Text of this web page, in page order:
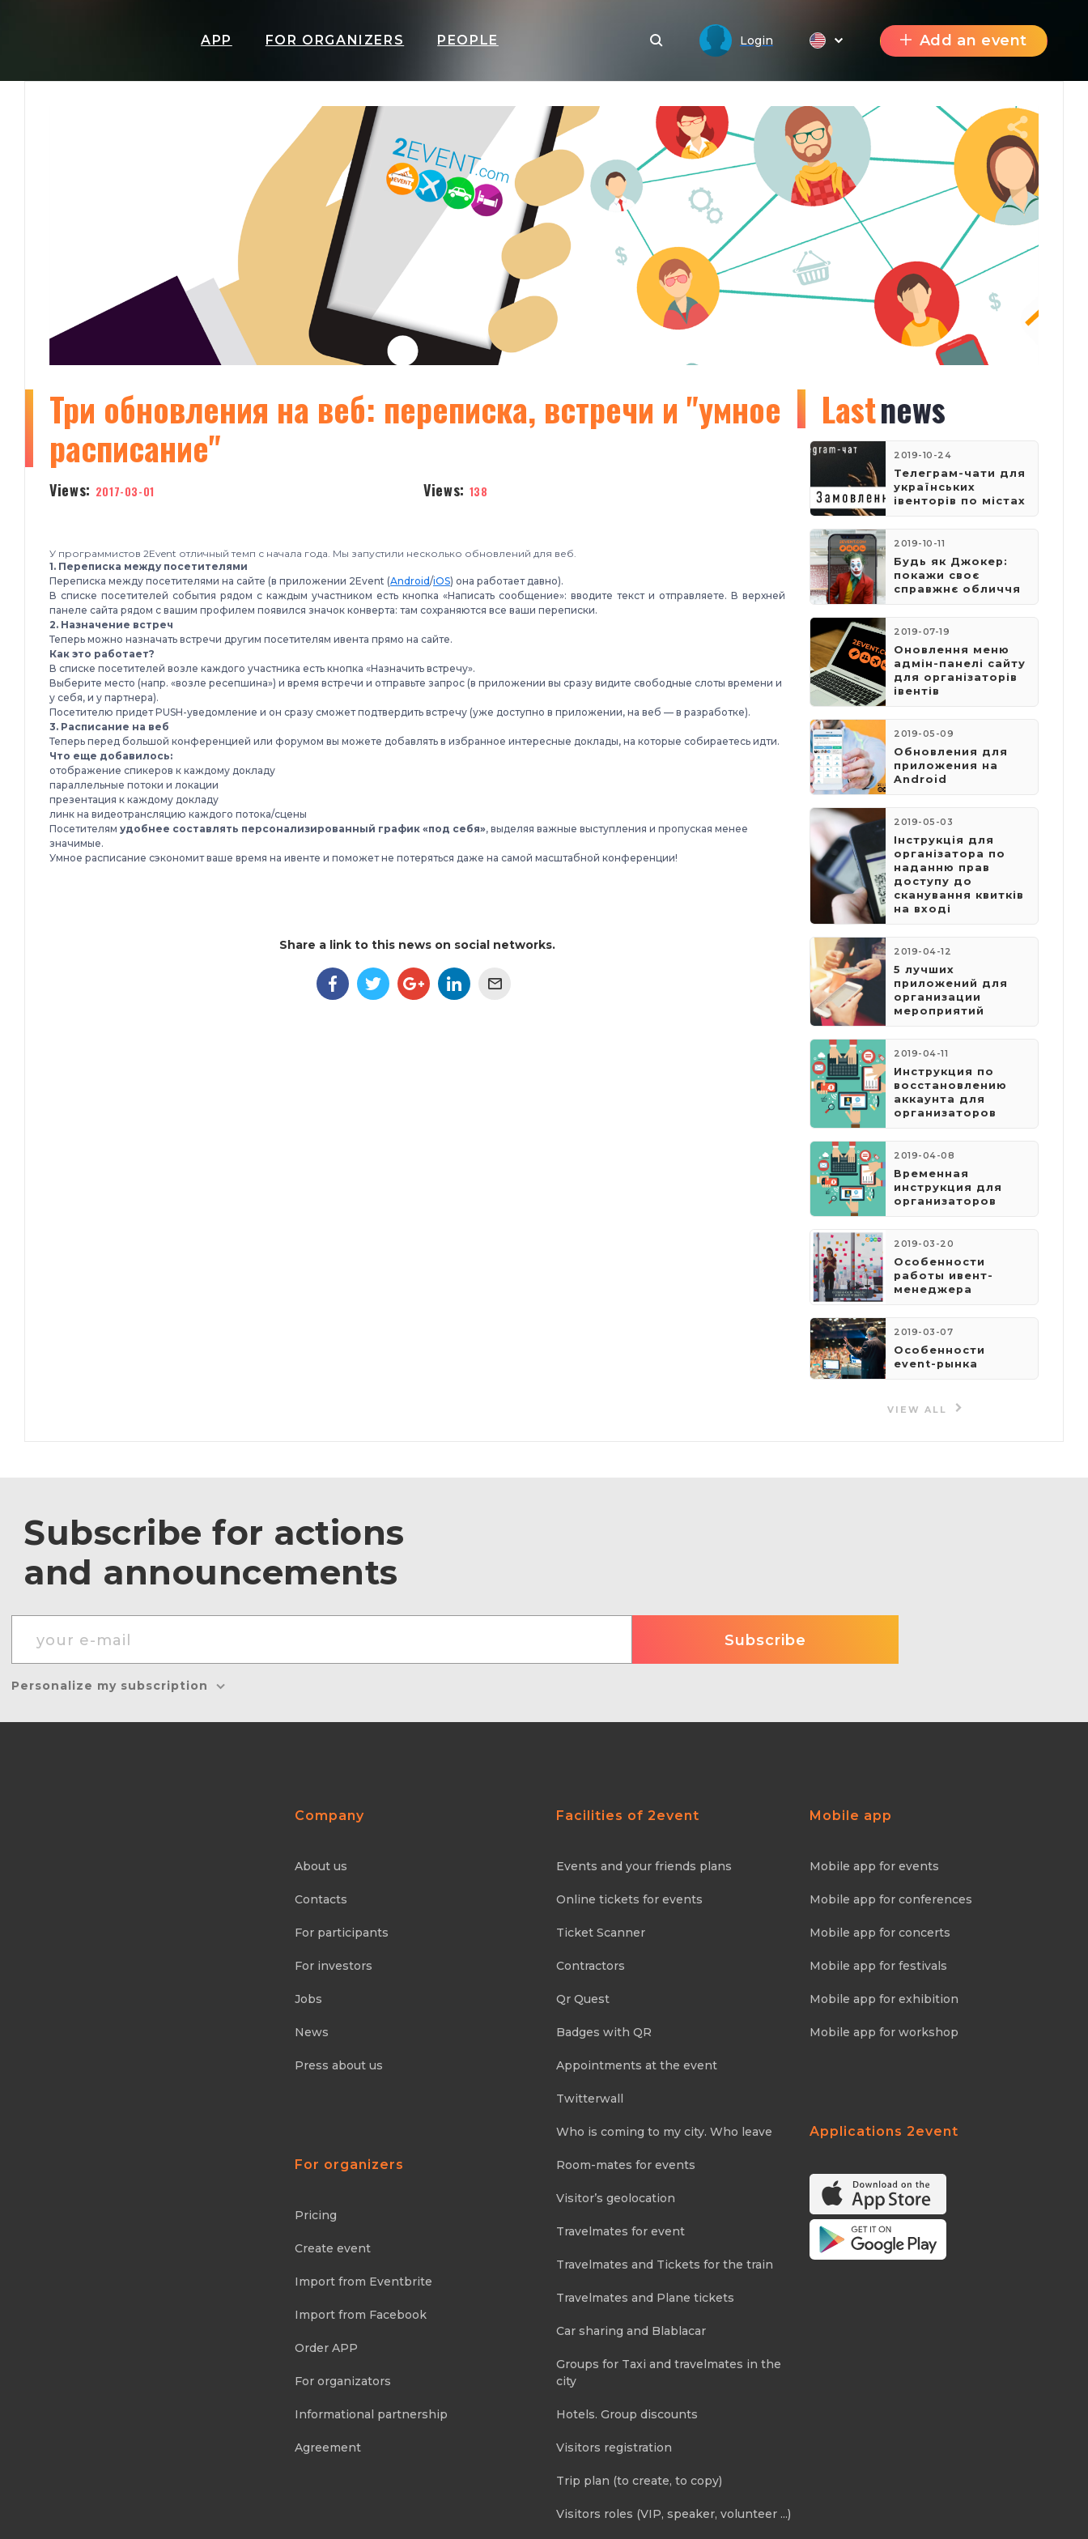
APP FOR ORGANIZERS PEOPLE Login Add an event
Три обновления на веб: переписка, встречи и "умное
расписание"
Views: 2017-03-01 Views: 138
У программистов 2Event отличный темп с начала года. Мы запустили несколько обновлений для веб.
1. Переписка между посетителями
Переписка между посетителями на сайте (в приложении 2Event (Android/iOS) она работает давно).
В списке посетителей события рядом с каждым участником есть кнопка «Написать сообщение»: вводите текст и отправляете. В верхней
панеле сайта рядом с вашим профилем появился значок конверта: там сохраняются все ваши переписки.
2. Назначение встреч
Теперь можно назначать встречи другим посетителям ивента прямо на сайте.
Как это работает?
В списке посетителей возле каждого участника есть кнопка «Назначить встречу».
Выберите место (напр. «возле ресепшина») и время встречи и отправьте запрос (в приложении вы сразу видите свободные слоты времени и
у себя, и у партнера).
Посетителю придет PUSH-уведомление и он сразу сможет подтвердить встречу (уже доступно в приложении, на веб — в разработке).
3. Расписание на веб
Теперь перед большой конференцией или форумом вы можете добавлять в избранное интересные доклады, на которые собираетесь идти.
Что еще добавилось:
отображение спикеров к каждому докладу
параллельные потоки и локации
презентация к каждому докладу
линк на видеотрансляцию каждого потока/сцены
Посетителям удобнее составлять персонализированный график «под себя», выделяя важные выступления и пропуская менее
значимые.
Умное расписание сэкономит ваше время на ивенте и поможет не потеряться даже на самой масштабной конференции!
Share a link to this news on social networks.
Lastnews
2019-10-24
Телеграм-чати для
українських
івенторів по містах
2019-10-11
Будь як Джокер:
покажи своє
справжнє обличчя
2019-07-19
Оновлення меню
адмін-панелі сайту
для організаторів
івентів
2019-05-09
​Обновления для
приложения на
Android
2019-05-03
​Інструкція для
організатора по
наданню прав
доступу до
сканування квитків
на вході
2019-04-12
5 лучших
приложений для
организации
мероприятий
2019-04-11
Инструкция по
восстановлению
аккаунта для
организаторов
2019-04-08
​Временная
инструкция для
организаторов
2019-03-20
Особенности
работы ивент-
менеджера
2019-03-07
Особенности
event-рынка
VIEW ALL
Subscribe for actions
and announcements
Personalize my subscription
Company
About us
Contacts
For participants
For investors
Jobs
News
Press about us
For organizers
Pricing
Create event
Import from Eventbrite
Import from Facebook
Order APP
For organizators
Informational partnership
Agreement
Facilities of 2event
Events and your friends plans
Online tickets for events
Ticket Scanner
Contractors
Qr Quest
Badges with QR
Appointments at the event
Twitterwall
Who is coming to my city. Who leave
Room-mates for events
Visitor’s geolocation
Travelmates for event
Travelmates and Tickets for the train
Travelmates and Plane tickets
Car sharing and Blablacar
Groups for Taxi and travelmates in the
city
Hotels. Group discounts
Visitors registration
Trip plan (to create, to copy)
Visitors roles (VIP, speaker, volunteer ...)
Mobile app
Mobile app for events
Mobile app for conferences
Mobile app for concerts
Mobile app for festivals
Mobile app for exhibition
Mobile app for workshop
Applications 2event